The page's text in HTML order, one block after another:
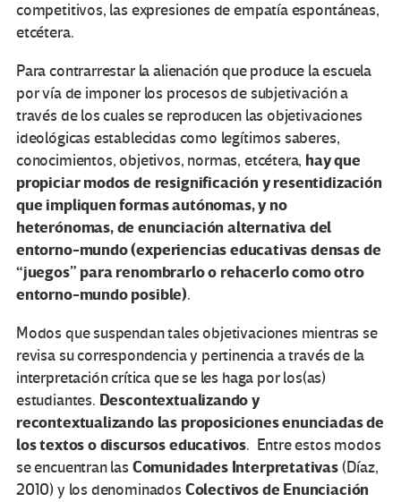
competitivos, las expresiones de empatía espontáneas,
etcétera.
Para contrarrestar la alienación que produce la escuela
por vía de imponer los procesos de subjetivación a
través de los cuales se reproducen las objetivaciones
ideológicas establecidas como legítimos saberes,
conocimientos, objetivos, normas, etcétera, hay que
propiciar modos de resignificación y resentidización
que impliquen formas autónomas, y no
heterónomas, de enunciación alternativa del
entorno-mundo (experiencias educativas densas de
“juegos” para renombrarlo o rehacerlo como otro
entorno-mundo posible).
Modos que suspendan tales objetivaciones mientras se
revisa su correspondencia y pertinencia a través de la
interpretación crítica que se les haga por los(as)
estudiantes. Descontextualizando y
recontextualizando las proposiciones enunciadas de
los textos o discursos educativos. Entre estos modos
se encuentran las Comunidades Interpretativas(Díaz,
2010) y los denominados Colectivos de Enunciación